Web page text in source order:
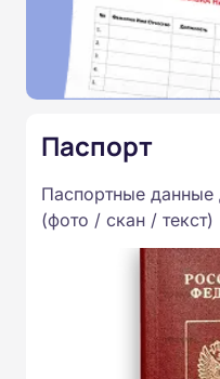
Паспорт
Паспортные данные
(фото / скан / текст)